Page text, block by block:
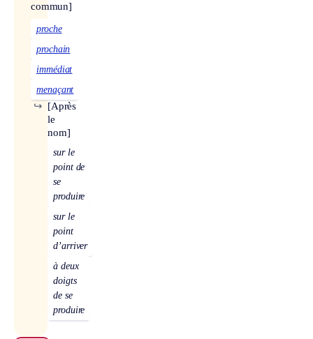
commun]
proche
prochain
immédiat
menaçant
[Après
le
nom]
↪
sur le
point de
se
produire
sur le
point
d’arriver
à deux
doigts
de se
produire